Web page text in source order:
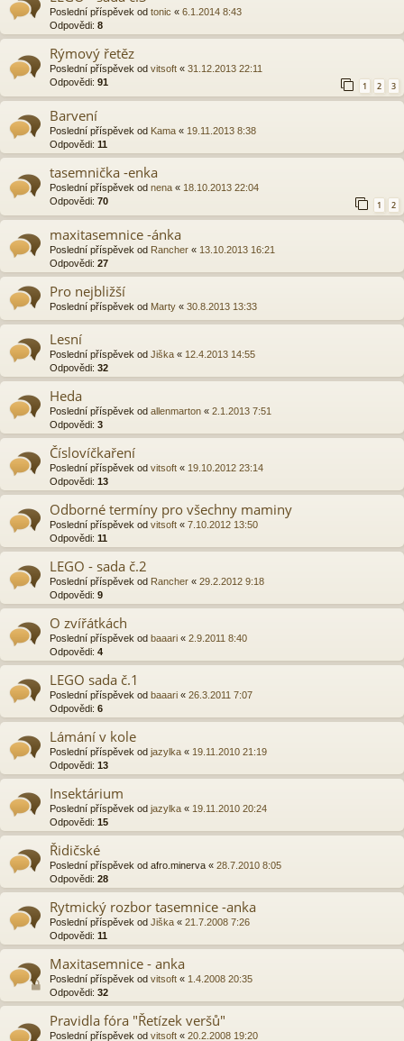
Poslední příspěvek od tonic « 6.1.2014 8:43
Odpovědi: 8
Rýmový řetěz
Poslední příspěvek od vitsoft « 31.12.2013 22:11
Odpovědi: 91 1 2 3
Barvení
Poslední příspěvek od Kama « 19.11.2013 8:38
Odpovědi: 11
tasemnička -enka
Poslední příspěvek od nena « 18.10.2013 22:04
Odpovědi: 70 1 2
maxitasemnice -ánka
Poslední příspěvek od Rancher « 13.10.2013 16:21
Odpovědi: 27
Pro nejbližší
Poslední příspěvek od Marty « 30.8.2013 13:33
Lesní
Poslední příspěvek od Jiška « 12.4.2013 14:55
Odpovědi: 32
Heda
Poslední příspěvek od allenmarton « 2.1.2013 7:51
Odpovědi: 3
Číslovíčkaření
Poslední příspěvek od vitsoft « 19.10.2012 23:14
Odpovědi: 13
Odborné termíny pro všechny maminy
Poslední příspěvek od vitsoft « 7.10.2012 13:50
Odpovědi: 11
LEGO - sada č.2
Poslední příspěvek od Rancher « 29.2.2012 9:18
Odpovědi: 9
O zvířátkách
Poslední příspěvek od baaari « 2.9.2011 8:40
Odpovědi: 4
LEGO sada č.1
Poslední příspěvek od baaari « 26.3.2011 7:07
Odpovědi: 6
Lámání v kole
Poslední příspěvek od jazylka « 19.11.2010 21:19
Odpovědi: 13
Insektárium
Poslední příspěvek od jazylka « 19.11.2010 20:24
Odpovědi: 15
Řidičské
Poslední příspěvek od afro.minerva « 28.7.2010 8:05
Odpovědi: 28
Rytmický rozbor tasemnice -anka
Poslední příspěvek od Jiška « 21.7.2008 7:26
Odpovědi: 11
Maxitasemnice - anka
Poslední příspěvek od vitsoft « 1.4.2008 20:35
Odpovědi: 32
Pravidla fóra "Řetízek veršů"
Poslední příspěvek od vitsoft « 20.2.2008 19:20